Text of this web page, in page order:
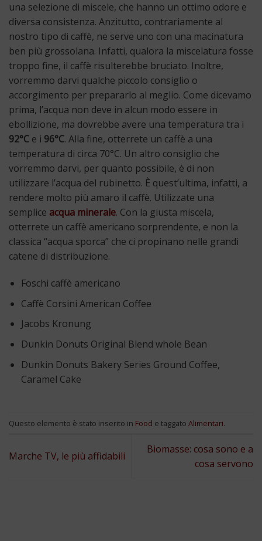
una selezione di miscele, che hanno un ottimo odore e
diversa consistenza. Anzitutto, contrariamente al
nostro tipo di caffè, ne serve uno con una macinatura
ben più grossolana. Infatti, qualora la miscelatura fosse
troppo fine, il caffè risulterebbe bruciato. Inoltre,
vorremmo darvi qualche piccolo consiglio o
accorgimento per prepararlo al meglio. Come dicevamo
prima, l’acqua non deve in alcun modo essere in
ebollizione, ma dovrebbe avere una temperatura tra i
92°C e i 96°C. Alla fine, otterrete un caffè a una
temperatura di circa 70°C. Un altro consiglio che
vorremmo darvi, per quanto possibile, è di non
utilizzare l’acqua del rubinetto. È quest’ultima, infatti, a
rendere molto più amaro il caffè. Utilizzate una
semplice acqua minerale. Con la giusta miscela,
otterrete un caffè americano sorprendente, e non la
classica “acqua sporca” che ci propinano nelle grandi
catene di distribuzione.
Foschi caffè americano
Caffè Corsini American Coffee
Jacobs Kronung
Dunkin Donuts Original Blend whole Bean
Dunkin Donuts Bakery Series Ground Coffee,
Caramel Cake
Questo elemento è stato inserito in Food e taggato Alimentari.
Marche TV, le più affidabili
Biomasse: cosa sono e a
cosa servono